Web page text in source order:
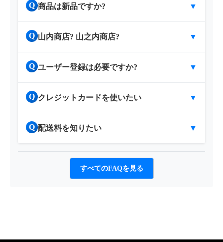
Q 商品は新品ですか? ▼
Q 山内商店? 山之内商店? ▼
Q ユーザー登録は必要ですか? ▼
Q クレジットカードを使いたい ▼
Q 配送料を知りたい ▼
すべてのFAQを見る